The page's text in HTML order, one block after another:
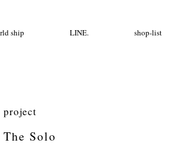
ship LINE. shop-list
project
The Solo